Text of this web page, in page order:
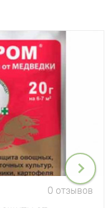
0 отзывов